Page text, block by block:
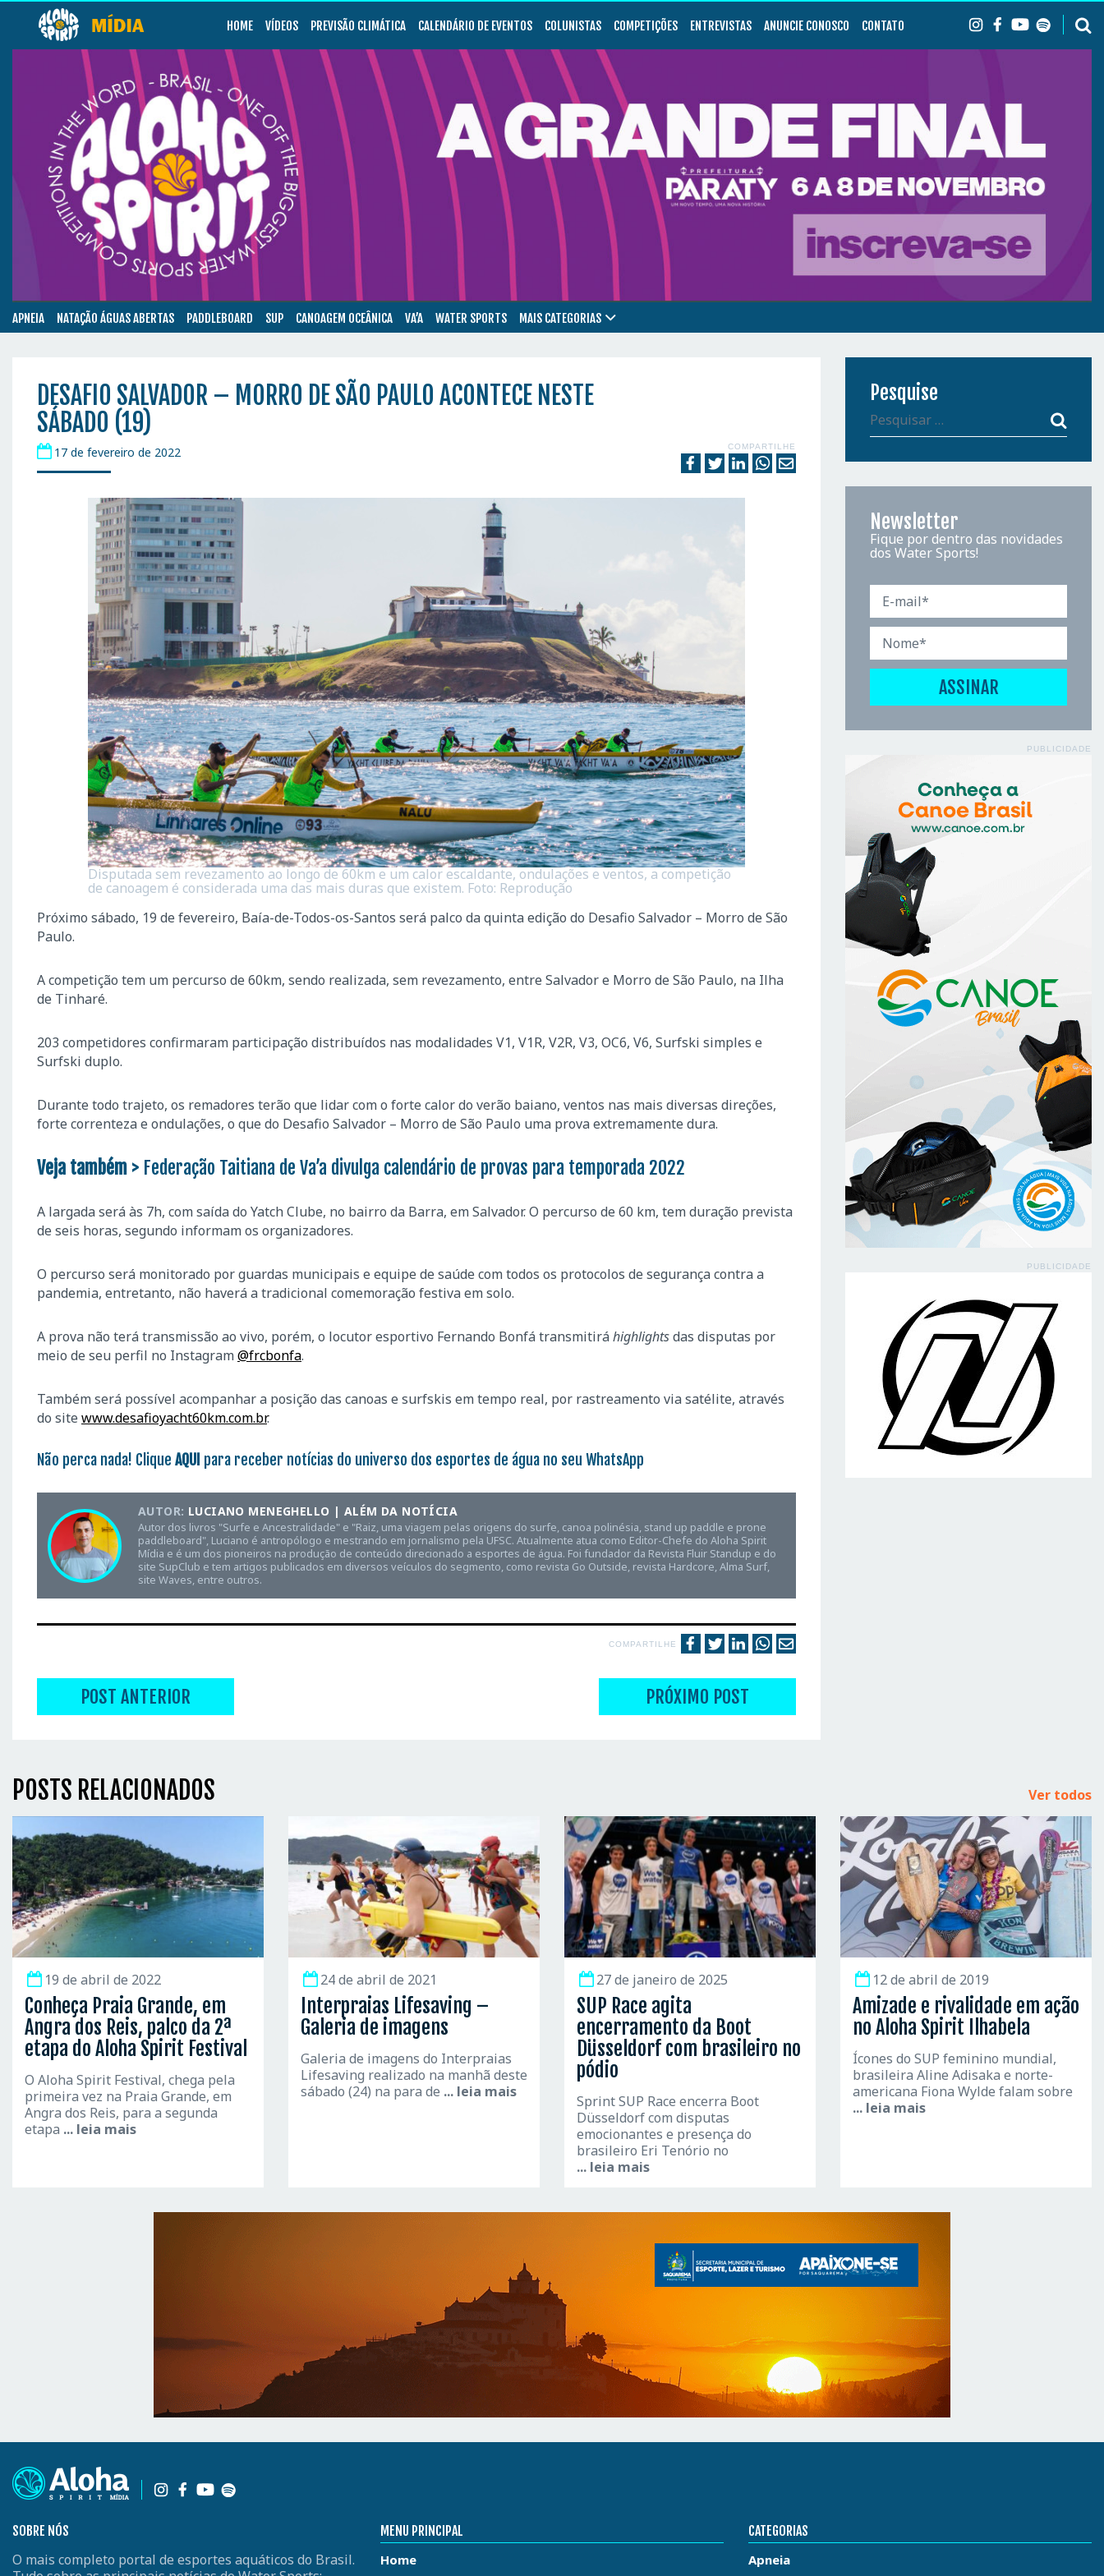
HOME VÍDEOS PREVISÃO CLIMÁTICA CALENDÁRIO DE EVENTOS COLUNISTAS COMPETIÇÕES ENTREVISTAS ANUNCIE CONOSCO CONTATO
APNEIA NATAÇÃO ÁGUAS ABERTAS PADDLEBOARD SUP CANOAGEM OCEÂNICA VA’A WATER SPORTS MAIS CATEGORIAS
DESAFIO SALVADOR – MORRO DE SÃO PAULO ACONTECE NESTE
SÁBADO (19)
17 de fevereiro de 2022 COMPARTILHE
Disputada sem revezamento ao longo de 60km e um calor escaldante, ondulações e ventos, a competição
de canoagem é considerada uma das mais duras que existem. Foto: Reprodução
Próximo sábado, 19 de fevereiro, Baía-de-Todos-os-Santos será palco da quinta edição do Desafio Salvador – Morro de São
Paulo.
A competição tem um percurso de 60km, sendo realizada, sem revezamento, entre Salvador e Morro de São Paulo, na Ilha
de Tinharé.
203 competidores confirmaram participação distribuídos nas modalidades V1, V1R, V2R, V3, OC6, V6, Surfski simples e
Surfski duplo.
Durante todo trajeto, os remadores terão que lidar com o forte calor do verão baiano, ventos nas mais diversas direções,
forte correnteza e ondulações, o que do Desafio Salvador – Morro de São Paulo uma prova extremamente dura.
Veja também > Federação Taitiana de Va’a divulga calendário de provas para temporada 2022
A largada será às 7h, com saída do Yatch Clube, no bairro da Barra, em Salvador. O percurso de 60 km, tem duração prevista
de seis horas, segundo informam os organizadores.
O percurso será monitorado por guardas municipais e equipe de saúde com todos os protocolos de segurança contra a
pandemia, entretanto, não haverá a tradicional comemoração festiva em solo.
A prova não terá transmissão ao vivo, porém, o locutor esportivo Fernando Bonfá transmitiráhighlightsdas disputas por
meio de seu perfil no Instagram@frcbonfa.
Também será possível acompanhar a posição das canoas e surfskis em tempo real, por rastreamento via satélite, através
do site www.desafioyacht60km.com.br.
Não perca nada! Clique AQUI para receber notícias do universo dos esportes de água no seu WhatsApp
AUTOR: LUCIANO MENEGHELLO | ALÉM DA NOTÍCIA
Autor dos livros "Surfe e Ancestralidade" e "Raiz, uma viagem pelas origens do surfe, canoa polinésia, stand up paddle e prone
paddleboard", Luciano é antropólogo e mestrando em jornalismo pela UFSC. Atualmente atua como Editor-Chefe do Aloha Spirit
Mídia e é um dos pioneiros na produção de conteúdo direcionado a esportes de água. Foi fundador da Revista Fluir Standup e do
site SupClub e tem artigos publicados em diversos veículos do segmento, como revista Go Outside, revista Hardcore, Alma Surf,
site Waves, entre outros.
COMPARTILHE
POST ANTERIOR PRÓXIMO POST
Pesquise
Newsletter
Fique por dentro das novidades
dos Water Sports!
PUBLICIDADE
PUBLICIDADE
POSTS RELACIONADOS Ver todos
19 de abril de 2022
Conheça Praia Grande, em
Angra dos Reis, palco da 2ª
etapa do Aloha Spirit Festival
O Aloha Spirit Festival, chega pela
primeira vez na Praia Grande, em
Angra dos Reis, para a segunda
etapa ... leia mais
24 de abril de 2021
Interpraias Lifesaving –
Galeria de imagens
Galeria de imagens do Interpraias
Lifesaving realizado na manhã deste
sábado (24) na para de ... leia mais
27 de janeiro de 2025
SUP Race agita
encerramento da Boot
Düsseldorf com brasileiro no
pódio
Sprint SUP Race encerra Boot
Düsseldorf com disputas
emocionantes e presença do
brasileiro Eri Tenório no
... leia mais
12 de abril de 2019
Amizade e rivalidade em ação
no Aloha Spirit Ilhabela
Ícones do SUP feminino mundial,
brasileira Aline Adisaka e norte-
americana Fiona Wylde falam sobre
... leia mais
SOBRE NÓS
O mais completo portal de esportes aquáticos do Brasil.
MENU PRINCIPAL
Home
CATEGORIAS
Apneia